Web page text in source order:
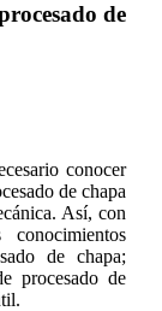
de
conocer
de chapa
Así, con
de chapa;
procesado de